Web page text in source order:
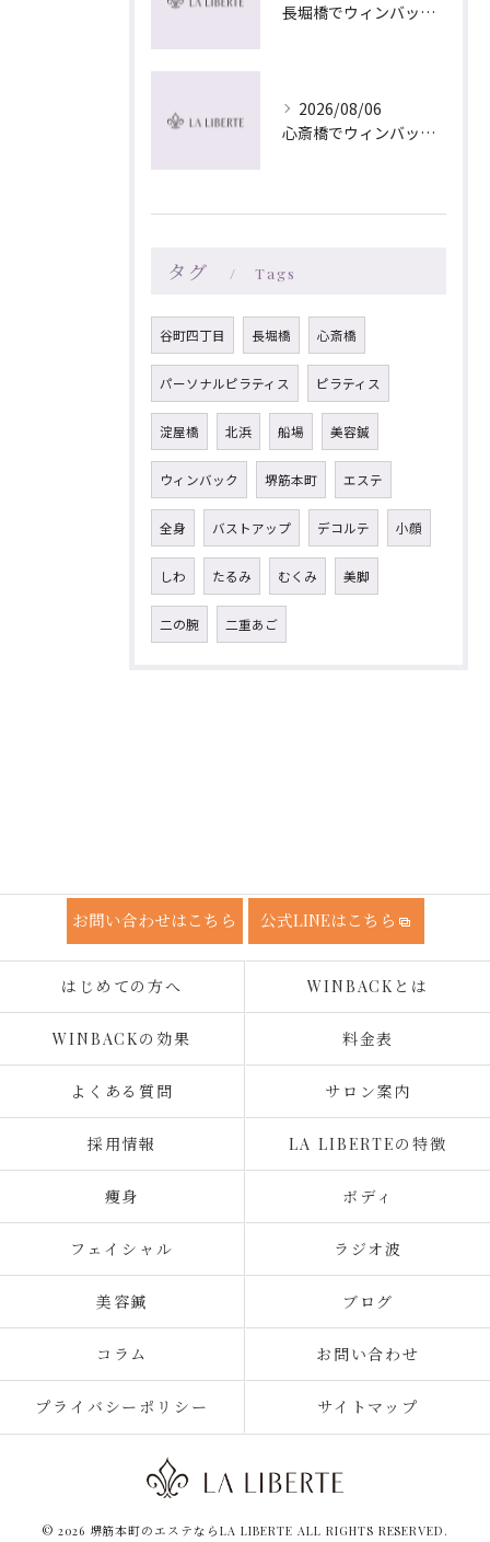
長堀橋でウィンバック×マッサージ｜LA LIBERTE
2026/08/06
心斎橋でウィンバック×マッサージ｜LA LIBERTE
タグ Tags
谷町四丁目 長堀橋 心斎橋
パーソナルピラティス ピラティス
淀屋橋 北浜 船場 美容鍼
ウィンバック 堺筋本町 エステ
全身 バストアップ デコルテ 小顔
しわ たるみ むくみ 美脚
二の腕 二重あご
お問い合わせはこちら 公式LINEはこちら
はじめての方へ WINBACKとは
WINBACKの効果 料金表
よくある質問 サロン案内
採用情報 LA LIBERTEの特徴
痩身 ボディ
フェイシャル ラジオ波
美容鍼 ブログ
コラム お問い合わせ
プライバシーポリシー サイトマップ
© 2026 堺筋本町のエステならLA LIBERTE ALL RIGHTS RESERVED.